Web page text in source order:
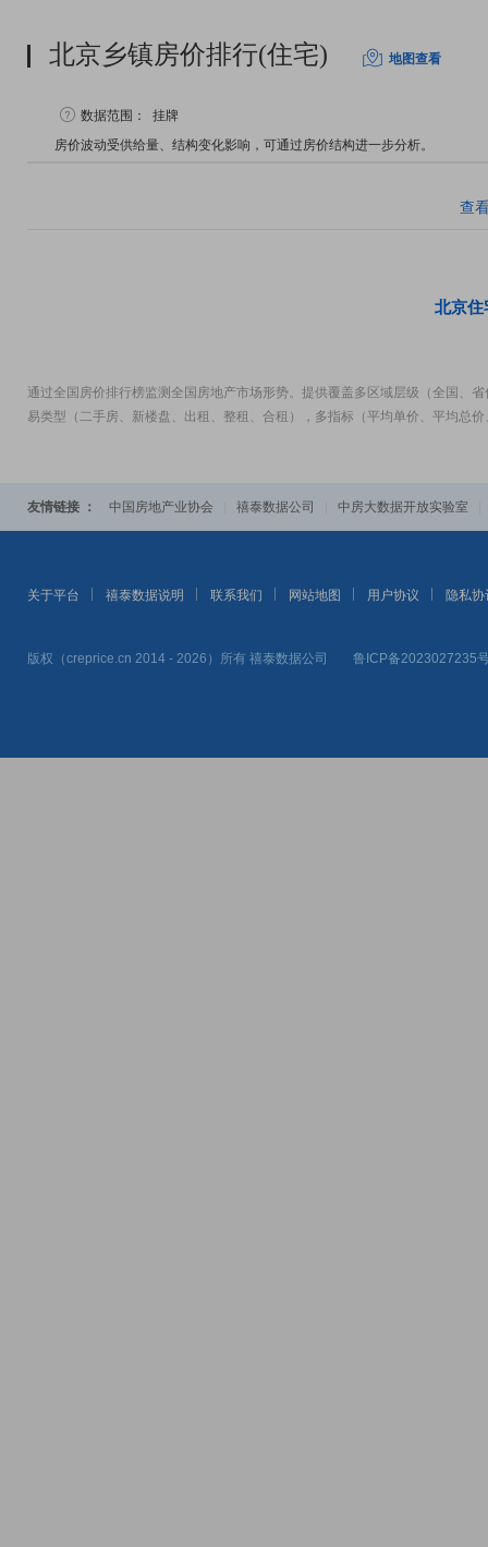
北京乡镇房价排行(住宅) 地图查看
数据范围：
挂牌
房价波动受供给量、结构变化影响，可通过房价结构进一步分析。
查
北京住
通过全国房价排行榜监测全国房地产市场形势。提供覆盖多区域层级（全国、
易类型（二手房、新楼盘、出租、整租、合租），多指标（平均单价、平均总
友情链接 ： 中国房地产业协会 禧泰数据公司 中房大数据开放实验室
关于平台 禧泰数据说明 联系我们 网站地图 用户协议 隐私协
版权（creprice.cn 2014 - 2026）所有 禧泰数据公司 鲁ICP备2023027235